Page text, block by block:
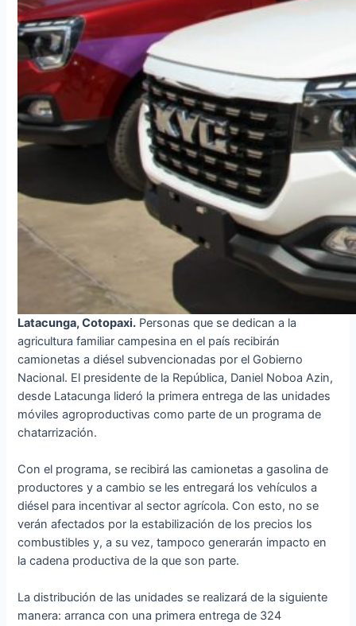
Latacunga, Cotopaxi. Personas que se dedican a la
agricultura familiar campesina en el país recibirán
camionetas a diésel subvencionadas por el Gobierno
Nacional. El presidente de la República, Daniel Noboa Azin,
desde Latacunga lideró la primera entrega de las unidades
móviles agroproductivas como parte de un programa de
chatarrización.
Con el programa, se recibirá las camionetas a gasolina de
productores y a cambio se les entregará los vehículos a
diésel para incentivar al sector agrícola. Con esto, no se
verán afectados por la estabilización de los precios los
combustibles y, a su vez, tampoco generarán impacto en
la cadena productiva de la que son parte.
La distribución de las unidades se realizará de la siguiente
manera: arranca con una primera entrega de 324